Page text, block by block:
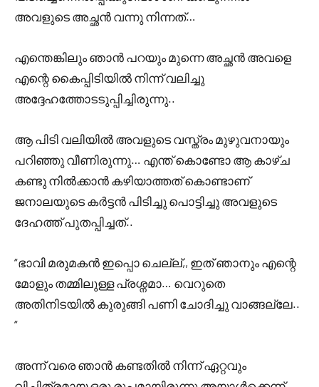
അവളുടെ അച്ഛൻ വന്നു നിന്നത്…
എന്തെങ്കിലും ഞാൻ പറയും മുന്നെ അച്ഛൻ അവളെ
എന്റെ കൈപ്പിടിയിൽ നിന്ന് വലിച്ചു
അദ്ദേഹത്തോടടുപ്പിച്ചിരുന്നു..
ആ പിടി വലിയിൽ അവളുടെ വസ്ത്രം മുഴുവനായും
പറിഞ്ഞു വീണിരുന്നു… എന്ത് കൊണ്ടോ ആ കാഴ്ച
കണ്ടു നിൽക്കാൻ കഴിയാത്തത് കൊണ്ടാണ്
ജനാലയുടെ കർട്ടൻ പിടിച്ചു പൊട്ടിച്ചു അവളുടെ
ദേഹത്ത് പുതപ്പിച്ചത്..
“ഭാവി മരുമകൻ ഇപ്പൊ ചെല്ല്,, ഇത് ഞാനും എന്റെ
മോളും തമ്മിലുള്ള പ്രശ്നമാ… വെറുതെ
അതിനിടയിൽ കുരുങ്ങി പണി ചോദിച്ചു വാങ്ങല്ലേ..
“
അന്ന് വരെ ഞാൻ കണ്ടതിൽ നിന്ന് ഏറ്റവും